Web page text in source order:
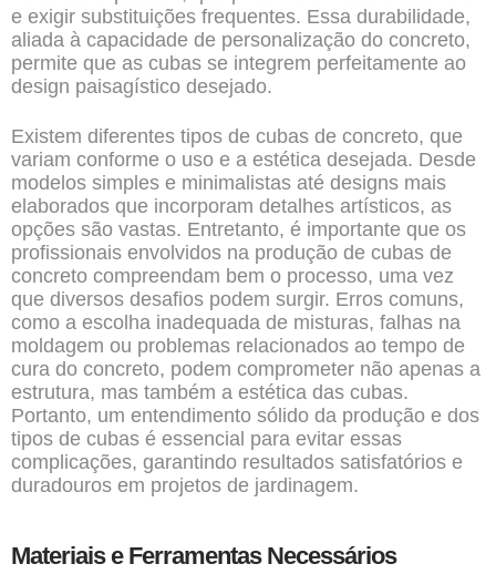
e exigir substituições frequentes. Essa durabilidade,
aliada à capacidade de personalização do concreto,
permite que as cubas se integrem perfeitamente ao
design paisagístico desejado.
Existem diferentes tipos de cubas de concreto, que
variam conforme o uso e a estética desejada. Desde
modelos simples e minimalistas até designs mais
elaborados que incorporam detalhes artísticos, as
opções são vastas. Entretanto, é importante que os
profissionais envolvidos na produção de cubas de
concreto compreendam bem o processo, uma vez
que diversos desafios podem surgir. Erros comuns,
como a escolha inadequada de misturas, falhas na
moldagem ou problemas relacionados ao tempo de
cura do concreto, podem comprometer não apenas a
estrutura, mas também a estética das cubas.
Portanto, um entendimento sólido da produção e dos
tipos de cubas é essencial para evitar essas
complicações, garantindo resultados satisfatórios e
duradouros em projetos de jardinagem.
Materiais e Ferramentas Necessários